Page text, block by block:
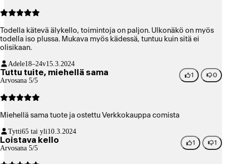
Todella kätevä älykello, toimintoja on paljon. Ulkonäkö on myös
todella iso plussa. Mukava myös kädessä, tuntuu kuin sitä ei
olisikaan.
Adele18–24v15.3.2024
Tuttu tuite, miehellä sama
Arvosana 5/5
1 0
Miehellä sama tuote ja ostettu Verkkokauppa comista
Tytti65 tai yli10.3.2024
Loistava kello
Arvosana 5/5
1 1